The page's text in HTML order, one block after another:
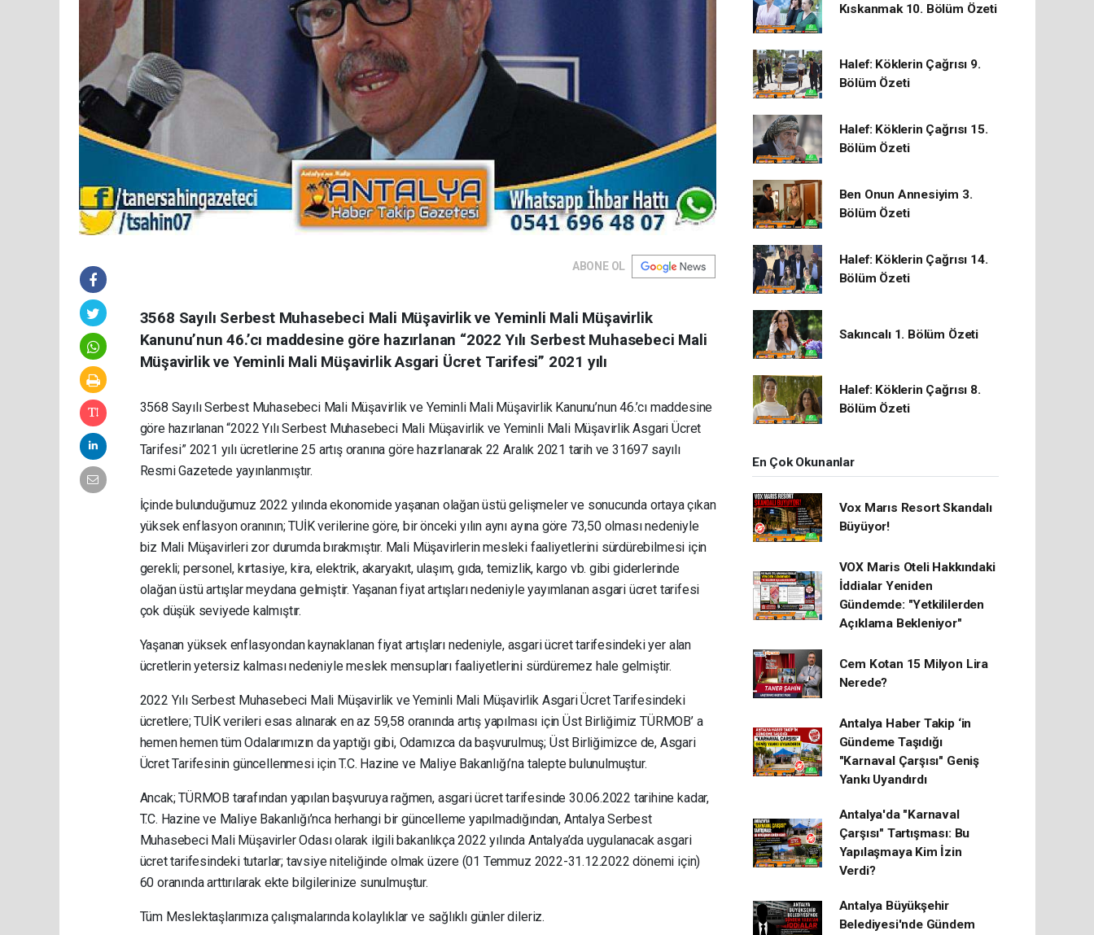
ABONE OL
3568 Sayılı Serbest Muhasebeci Mali Müşavirlik ve Yeminli Mali Müşavirlik
Kanunu’nun 46.’cı maddesine göre hazırlanan “2022 Yılı Serbest Muhasebeci Mali
Müşavirlik ve Yeminli Mali Müşavirlik Asgari Ücret Tarifesi” 2021 yılı
3568 Sayılı Serbest Muhasebeci Mali Müşavirlik ve Yeminli Mali Müşavirlik Kanunu’nun 46.’cı maddesine
göre hazırlanan “2022 Yılı Serbest Muhasebeci Mali Müşavirlik ve Yeminli Mali Müşavirlik Asgari Ücret
Tarifesi” 2021 yılı ücretlerine 25 artış oranına göre hazırlanarak 22 Aralık 2021 tarih ve 31697 sayılı
Resmi Gazetede yayınlanmıştır.
İçinde bulunduğumuz 2022 yılında ekonomide yaşanan olağan üstü gelişmeler ve sonucunda ortaya çıkan
yüksek enflasyon oranının; TUİK verilerine göre, bir önceki yılın aynı ayına göre 73,50 olması nedeniyle
biz Mali Müşavirleri zor durumda bırakmıştır. Mali Müşavirlerin mesleki faaliyetlerini sürdürebilmesi için
gerekli; personel, kırtasiye, kira, elektrik, akaryakıt, ulaşım, gıda, temizlik, kargo vb. gibi giderlerinde
olağan üstü artışlar meydana gelmiştir. Yaşanan fiyat artışları nedeniyle yayımlanan asgari ücret tarifesi
çok düşük seviyede kalmıştır.
Yaşanan yüksek enflasyondan kaynaklanan fiyat artışları nedeniyle, asgari ücret tarifesindeki yer alan
ücretlerin yetersiz kalması nedeniyle meslek mensupları faaliyetlerini sürdüremez hale gelmiştir.
2022 Yılı Serbest Muhasebeci Mali Müşavirlik ve Yeminli Mali Müşavirlik Asgari Ücret Tarifesindeki
ücretlere; TUİK verileri esas alınarak en az 59,58 oranında artış yapılması için Üst Birliğimiz TÜRMOB’ a
hemen hemen tüm Odalarımızın da yaptığı gibi, Odamızca da başvurulmuş; Üst Birliğimizce de, Asgari
Ücret Tarifesinin güncellenmesi için T.C. Hazine ve Maliye Bakanlığı’na talepte bulunulmuştur.
Ancak; TÜRMOB tarafından yapılan başvuruya rağmen, asgari ücret tarifesinde 30.06.2022 tarihine kadar,
T.C. Hazine ve Maliye Bakanlığı’nca herhangi bir güncelleme yapılmadığından, Antalya Serbest
Muhasebeci Mali Müşavirler Odası olarak ilgili bakanlıkça 2022 yılında Antalya’da uygulanacak asgari
ücret tarifesindeki tutarlar; tavsiye niteliğinde olmak üzere (01 Temmuz 2022-31.12.2022 dönemi için)
60 oranında arttırılarak ekte bilgilerinize sunulmuştur.
Tüm Meslektaşlarımıza çalışmalarında kolaylıklar ve sağlıklı günler dileriz.
Kıskanmak 10. Bölüm Özeti
Halef: Köklerin Çağrısı 9.
Bölüm Özeti
Halef: Köklerin Çağrısı 15.
Bölüm Özeti
Ben Onun Annesiyim 3.
Bölüm Özeti
Halef: Köklerin Çağrısı 14.
Bölüm Özeti
Sakıncalı 1. Bölüm Özeti
Halef: Köklerin Çağrısı 8.
Bölüm Özeti
En Çok Okunanlar
Vox Marıs Resort Skandalı
Büyüyor!
VOX Maris Oteli Hakkındaki
İddialar Yeniden
Gündemde: "Yetkililerden
Açıklama Bekleniyor"
Cem Kotan 15 Milyon Lira
Nerede?
Antalya Haber Takip ‘in
Gündeme Taşıdığı
"Karnaval Çarşısı" Geniş
Yankı Uyandırdı
Antalya'da "Karnaval
Çarşısı" Tartışması: Bu
Yapılaşmaya Kim İzin
Verdi?
Antalya Büyükşehir
Belediyesi'nde Gündem